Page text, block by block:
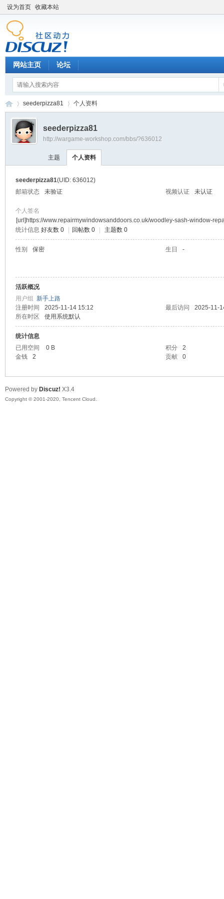
设为首页 收藏本站
网站主页 论坛
›
seederpizza81 个人资料
seederpizza81
http://wargame-workshop.com/bbs/?636012
主题 个人资料
seederpizza81(UID: 636012)
邮箱状态
未验证 视频认证 未认证
个人签名
[url]https://www.repairmywindowsanddoors.co.uk/woodley-sash-window-
统计信息 好友数 0 回帖数 0 主题数 0
性别 保密 生日 -
活跃概况
用户组 新手上路
注册时间
2025-11-14 15:12 最后访问
2025-11-
所在时区
使用系统默认
统计信息
已用空间
0 B 积分
2
金钱
2 贡献 0
Powered by Discuz! X3.4
Copyright © 2001-2020, Tencent Cloud.